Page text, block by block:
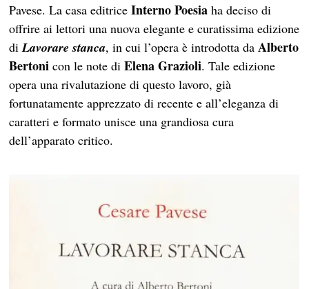
Pavese. La casa editriceInterno Poesia ha deciso di
offrire ai lettori una nuova elegante e curatissima edizione
diLavorare stanca, in cui l’opera è introdotta daAlberto
Bertoni con le note diElena Grazioli. Tale edizione
opera una rivalutazione di questo lavoro, già
fortunatamente apprezzato di recente e all’eleganza di
caratteri e formato unisce una grandiosa cura
dell’apparato critico.